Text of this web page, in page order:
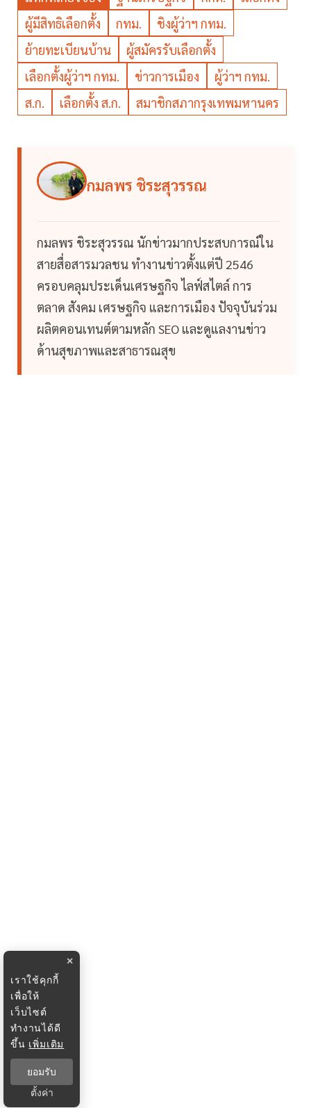
ผู้มีสิทธิเลือกตั้ง
กทม.
ชิงผู้ว่าฯ กทม.
ย้ายทะเบียนบ้าน
ผู้สมัครรับเลือกตั้ง
เลือกตั้งผู้ว่าฯ กทม.
ข่าวการเมือง
ผู้ว่าฯ กทม.
ส.ก.
เลือกตั้ง ส.ก. สมาชิกสภากรุงเทพมหานคร
กมลพร ชิระสุวรรณ
กมลพร ชิระสุวรรณ นักข่าวมากประสบการณ์ใน
สายสื่อสารมวลชน ทำงานข่าวตั้งแต่ปี 2546
ครอบคลุมประเด็นเศรษฐกิจ ไลฟ์สไตล์ การ
ตลาด สังคม เศรษฐกิจ และการเมือง ปัจจุบันร่วม
ผลิตคอนเทนต์ตามหลัก SEO และดูแลงานข่าว
ด้านสุขภาพและสาธารณสุข
×
เราใช้คุกกี้
เพื่อให้
เว็บไซต์
ทำงานได้ดี
ขึ้น เพิ่มเติม
ยอมรับ
ตั้งค่า